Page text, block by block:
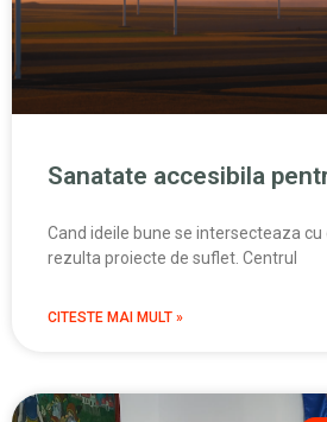
Sanatate accesibila
Cand ideile bune se intersecteaza cu
rezulta proiecte de suflet. Centrul
CITESTE MAI MULT »